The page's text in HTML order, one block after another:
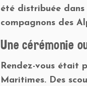
été distribuée
compagnons des
Une cérémonie
Rendez-vous était
Maritimes. Des